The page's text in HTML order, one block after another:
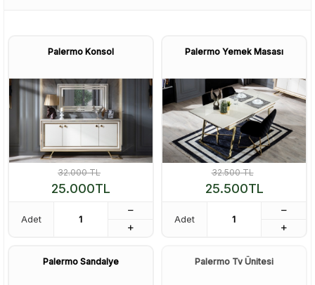
Palermo Konsol
32.000TL
25.000TL
Adet
Palermo Yemek Masası
32.500TL
25.500TL
Adet
Palermo Sandalye Palermo Tv Ünitesi